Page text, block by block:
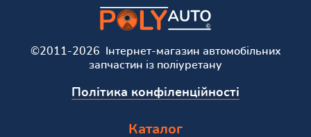
©2011-2026 Інтернет-магазин автомобільних
запчастин із поліуретану
Політика конфіленційності
Каталог